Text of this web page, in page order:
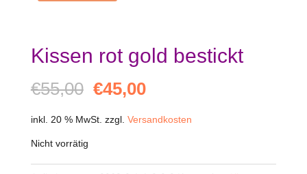
Kissen rot gold bestickt
€55,00 Ursprünglicher
war:
€45,00Aktueller
ist:
inkl. 20 % MwSt. zzgl. Versandkosten
Nicht vorrätig